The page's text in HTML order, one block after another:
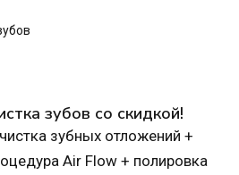
зубов со скидкой!
зубных отложений +
Air Flow + полировка